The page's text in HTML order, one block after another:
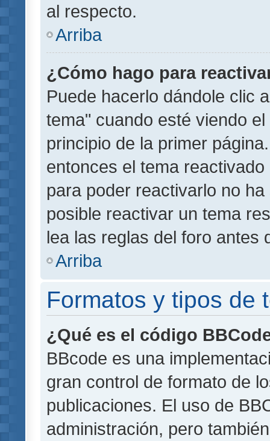
al respecto.
Arriba
¿Cómo hago para
Puede hacerlo dándole clic
tema" cuando esté viendo
principio de la primer
entonces el tema
para poder reactivarlo no
posible reactivar un tema
lea las reglas del foro antes
Arriba
Formatos y tipos de
¿Qué es el código
BBcode es una
gran control de formato de
publicaciones. El uso de
administración, pero